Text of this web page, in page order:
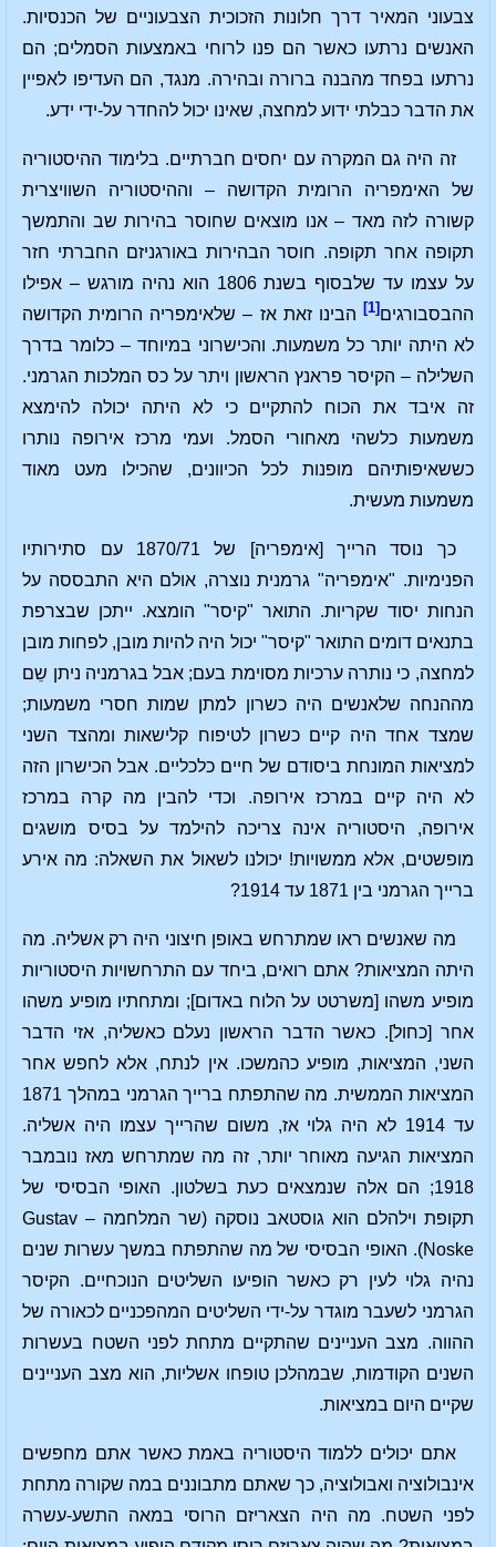
צבעוני המאיר דרך חלונות הזכוכית הצבעוניים של הכנסיות.
האנשים נרתעו כאשר הם פנו לרוחי באמצעות הסמלים; הם
נרתעו בפחד מהבנה ברורה ובהירה. מנגד, הם העדיפו לאפיין
את הדבר כבלתי ידוע למחצה, שאינו יכול להחדר על-ידי ידע.
זה היה גם המקרה עם יחסים חברתיים. בלימוד ההיסטוריה
של האימפריה הרומית הקדושה – וההיסטוריה השוויצרית
קשורה לזה מאד – אנו מוצאים שחוסר בהירות שב והתמשך
תקופה אחר תקופה. חוסר הבהירות באורגניזם החברתי חזר
על עצמו עד שלבסוף בשנת 1806 הוא נהיה מורגש – אפילו
ההבסבורגים[1]
הבינו זאת אז – שלאימפריה הרומית הקדושה
לא היתה יותר כל משמעות. והכישרוני במיוחד – כלומר בדרך
השלילה – הקיסר פראנץ הראשון ויתר על כס המלכות הגרמני.
זה איבד את הכוח להתקיים כי לא היתה יכולה להימצא
משמעות כלשהי מאחורי הסמל. ועמי מרכז אירופה נותרו
כששאיפותיהם מופנות לכל הכיוונים, שהכילו מעט מאוד
משמעות מעשית.
כך נוסד הרייך [אימפריה] של 1870/71 עם סתירותיו
הפנימיות. "אימפריה" גרמנית נוצרה, אולם היא התבססה על
הנחות יסוד שקריות. התואר "קיסר" הומצא. ייתכן שבצרפת
בתנאים דומים התואר "קיסר" יכול היה להיות מובן, לפחות מובן
למחצה, כי נותרה ערכיות מסוימת בעם; אבל בגרמניה ניתן שֵם
מההנחה שלאנשים היה כשרון למתן שמות חסרי משמעות;
שמצד אחד היה קיים כשרון לטיפוח קלישאות ומהצד השני
למציאות המונחת ביסודם של חיים כלכליים. אבל הכישרון הזה
לא היה קיים במרכז אירופה. וכדי להבין מה קרה במרכז
אירופה, היסטוריה אינה צריכה להילמד על בסיס מושגים
מופשטים, אלא ממשויות! יכולנו לשאול את השאלה: מה אירע
ברייך הגרמני בין 1871 עד 1914?
מה שאנשים ראו שמתרחש באופן חיצוני היה רק אשליה. מה
היתה המציאות? אתם רואים, ביחד עם התרחשויות היסטוריות
מופיע משהו [משרטט על הלוח באדום]; ומתחתיו מופיע משהו
אחר [כחול]. כאשר הדבר הראשון נעלם כאשליה, אזי הדבר
השני, המציאות, מופיע כהמשכו. אין לנתח, אלא לחפש אחר
המציאות הממשית. מה שהתפתח ברייך הגרמני במהלך 1871
עד 1914 לא היה גלוי אז, משום שהרייך עצמו היה אשליה.
המציאות הגיעה מאוחר יותר, זה מה שמתרחש מאז נובמבר
1918; הם אלה שנמצאים כעת בשלטון. האופי הבסיסי של
תקופת וילהלם הוא גוסטאב נוסקה (שר המלחמה – Gustav
Noske). האופי הבסיסי של מה שהתפתח במשך עשרות שנים
נהיה גלוי לעין רק כאשר הופיעו השליטים הנוכחיים. הקיסר
הגרמני לשעבר מוגדר על-ידי השליטים המהפכניים לכאורה של
ההווה. מצב העניינים שהתקיים מתחת לפני השטח בעשרות
השנים הקודמות, שבמהלכן טופחו אשליות, הוא מצב העניינים
שקיים היום במציאות.
אתם יכולים ללמוד היסטוריה באמת כאשר אתם מחפשים
אינבולוציה ואבולוציה, כך שאתם מתבוננים במה שקורה מתחת
לפני השטח. מה היה הצאריזם הרוסי במאה התשע-עשרה